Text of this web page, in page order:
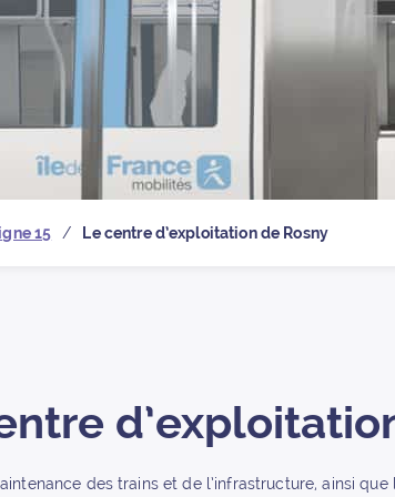
à la
15 Le centre d’exploitation de Rosny
des trains et de l’infrastructure, ainsi que